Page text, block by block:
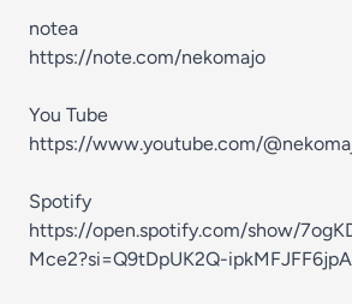
notea
https://note.com/nekomajo
You Tube
https://www.youtube.com/
Spotify
https://open.spotify.com/show/
Mce2?si=Q9tDpUK2Q-ipkMFJFF6jpA